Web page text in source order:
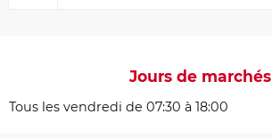
Jours de marchés
Tous les vendredi de 07:30 à 18:00